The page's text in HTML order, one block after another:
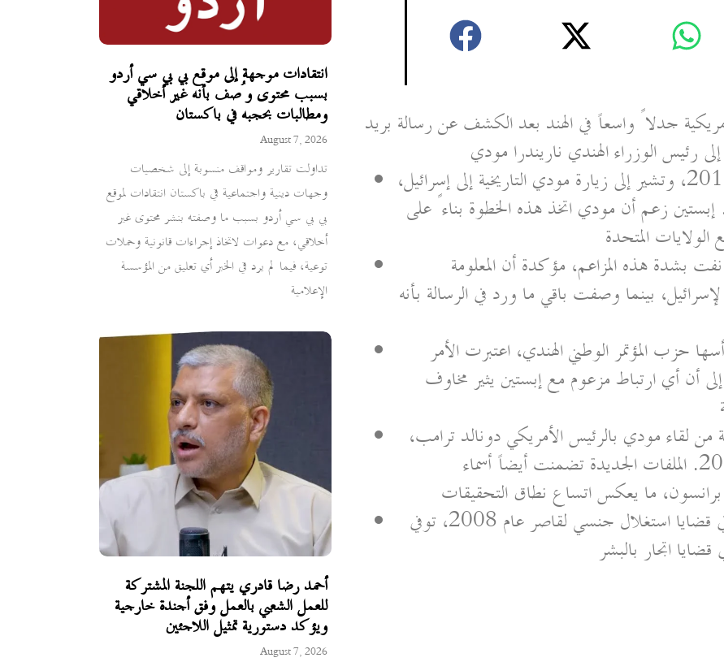
انتقادات موجهة إلى موقع بي بي سي أردو
بسبب محتوى وُصف بأنه غير أخلاقي
ومطالبات بحجبه في باكستان
August 7, 2026
تداولت تقارير ومواقف منسوبة إلى شخصيات
وجهات دينية واجتماعية في باكستان انتقادات لموقع
بي بي سي أردو بسبب ما وصفته بنشر محتوى غير
أخلاقي، مع دعوات لاتخاذ إجراءات قانونية وحملات
توعية، فيما لم يرد في الخبر أي تعليق من المؤسسة
الإعلامية
أحمد رضا قادري يتهم اللجنة المشتركة
للعمل الشعبي بالعمل وفق أجندة خارجية
ويؤكد دستورية تمثيل اللاجئين
August 7, 2026
جدلاً واسعاً في الهند بعد الكشف عن رسالة بريد
رئيس الوزراء الهندي ناريندرا مودي
الرسالة مؤرخة في يوليو 2017، وتشير إلى زيارة مودي التاريخية إلى إسرائيل،
زعم أن مودي اتخذ هذه الخطوة بناءً على
المتحدة
نفت بشدة هذه المزاعم، مؤكدة أن المعلومة
بينما وصفت باقي ما ورد في الرسالة بأنه
حزب المؤتمر الوطني الهندي، اعتبرت الأمر
أن أي ارتباط مزعوم مع إبستين يثير مخاوف
من لقاء مودي بالرئيس الأمريكي دونالد ترامب،
وقبل زيارته لإسرائيل بين 4 و6 يوليو 2017. الملفات الجديدة تضمنت أيضاً أسماء
ما يعكس اتساع نطاق التحقيقات
إبستين، الذي أُدين سابقاً في قضايا استغلال جنسي لقاصر عام 2008، توفي